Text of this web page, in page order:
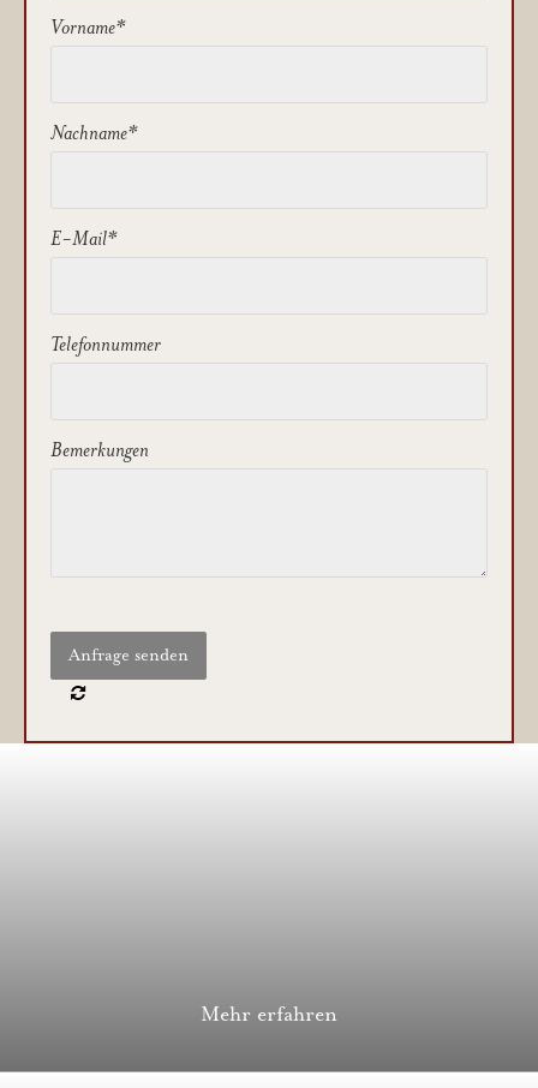
Vorname
Nachname
E-Mail
Telefonnummer
Bemerkungen
Mehr erfahren